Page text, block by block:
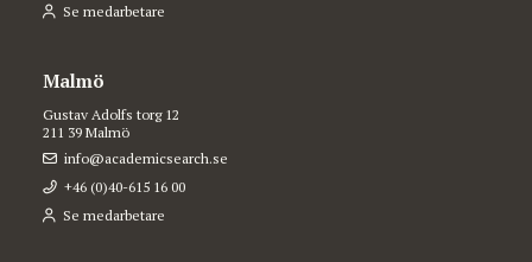
Se medarbetare
Malmö
Gustav Adolfs torg 12
211 39 Malmö
info@academicsearch.se
+46 (0)40-615 16 00
Se medarbetare